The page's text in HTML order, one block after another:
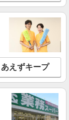
外手当/制服貸与/
護・育児休暇な
市中央区)
を見る
】
バイザー
円スタート◎
時給1350円
ー 【北海道札幌
あえずキープ